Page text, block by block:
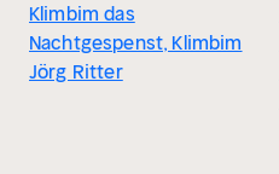
Klimbim das
Nachtgespenst, Klimbim
Jörg Ritter